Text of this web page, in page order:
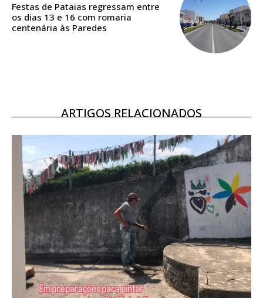
Acesso aos conteúdos Exclusivos para
assinantes
Festas de Pataias regressam entre
os dias 13 e 16 com romaria
centenária às Paredes
ARTIGOS RELACIONADOS